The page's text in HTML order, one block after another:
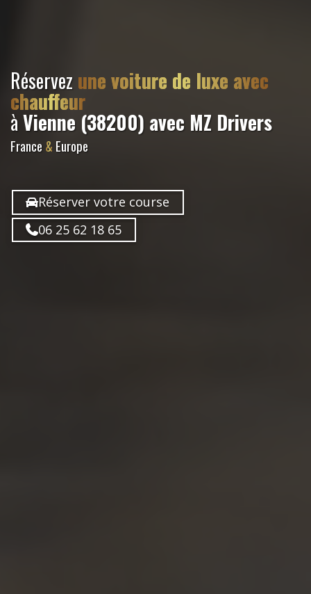
Réservezune voiture de luxe avec
chauffeur
àVienne (38200) avec MZ Drivers
France & Europe
Réserver votre course
06 25 62 18 65